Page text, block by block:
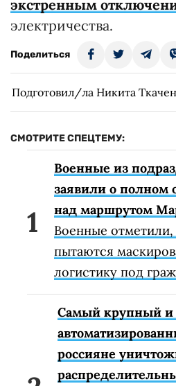
экстренным
электричества.
Поделиться
Подготовил/ла Никита
СМОТРИТЕ СПЕЦТЕМУ:
Военные из
заявили о полном
над маршрутом
Военные отметили,
пытаются
логистику под
Самый крупный и
россияне